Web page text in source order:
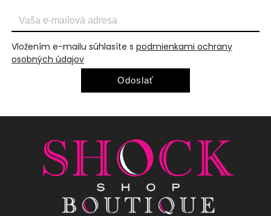
Vložením e-mailu súhlasíte s podmienkami ochrany
osobných údajov
Odoslať